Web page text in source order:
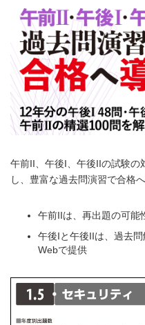
午前II、午後I、午後IIの試験の
し、豊富な過去問演習で合格へ
午前IIは、再出題の可能
午後Iと午後IIは、過去
Webで提供